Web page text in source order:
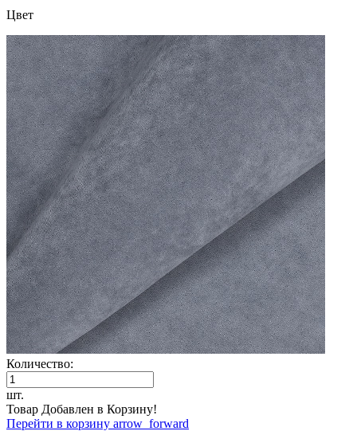
Цвет
Количество:
шт.
Товар Добавлен в Корзину!
Перейти в корзину arrow_forward